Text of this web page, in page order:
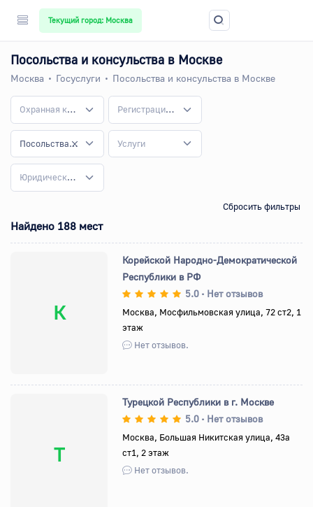
Текущий город: Москва
Посольства и консульства в Москве
Москва Госуслуги Посольства и консульства в Москве
Охранная компания Регистрация юридических лиц и предпринимателей
Посольства и консульства Услуги
Юридические услуги для бизнеса
Сбросить фильтры
Найдено 188 мест
К
Корейской Народно-Демократической
Республики в РФ
5.0 • Нет отзывов
Москва, Мосфильмовская улица, 72 ст2, 1
этаж
Нет отзывов.
Т
Турецкой Республики в г. Москве
5.0 • Нет отзывов
Москва, Большая Никитская улица, 43а
ст1, 2 этаж
Нет отзывов.